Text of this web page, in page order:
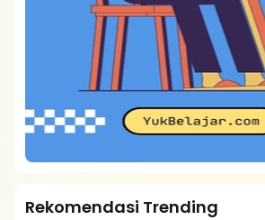
Rekomendasi Trending